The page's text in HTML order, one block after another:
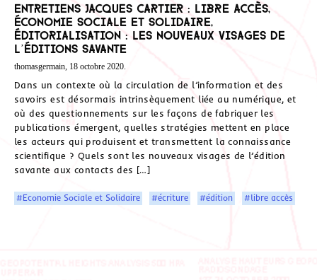
Entretiens Jacques Cartier : LIBRE ACCÈS,
ÉCONOMIE SOCIALE ET SOLIDAIRE,
ÉDITORIALISATION : LES NOUVEAUX VISAGES DE
L’ÉDITIONS SAVANTE
thomasgermain, 18 octobre 2020.
Dans un contexte où la circulation de l’information et des
savoirs est désormais intrinsèquement liée au numérique, et
où des questionnements sur les façons de fabriquer les
publications émergent, quelles stratégies mettent en place
les acteurs qui produisent et transmettent la connaissance
scientifique ? Quels sont les nouveaux visages de l’édition
savante aux contacts des […]
#Economie Sociale et Solidaire #écriture #édition #libre accès